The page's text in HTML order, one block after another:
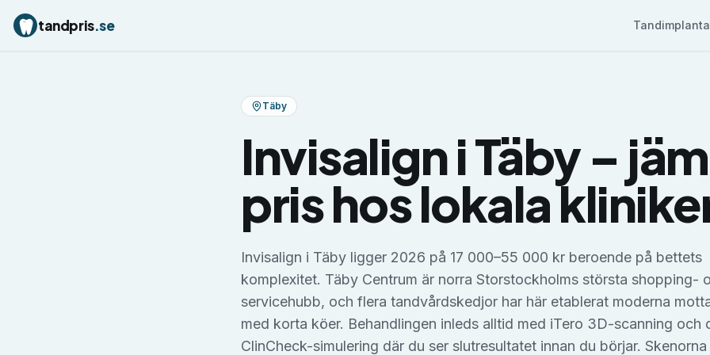
tandpris.se
Täby
InvisaligniTäby–
pris hos lokala
Invisalign i Täby ligger 2026 på 17 000–55 000 kr beroende på bettets
komplexitet. Täby Centrum är norra Storstockholms största shopping-
servicehubb, och flera tandvårdskedjor har här etablerat moderna
med korta köer. Behandlingen inleds alltid med iTero 3D-scanning och
ClinCheck-simulering där du ser slutresultatet innan du börjar.